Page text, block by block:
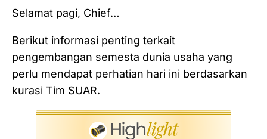
Selamat pagi, Chief…
Berikut informasi penting terkait
pengembangan semesta dunia usaha yang
perlu mendapat perhatian hari ini berdasarkan
kurasi Tim SUAR.